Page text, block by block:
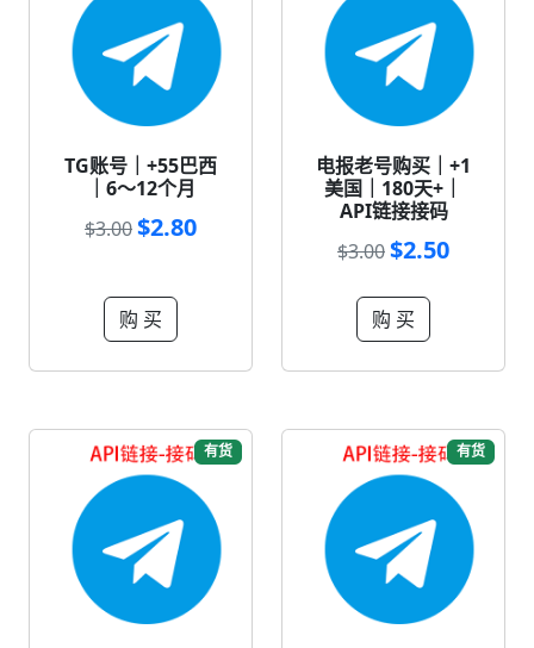
TG账号｜+55巴西
｜6～12个月
$3.00$2.80
购 买
电报老号购买｜+1
美国｜180天+｜
API链接接码
$3.00$2.50
购 买
有货 有货